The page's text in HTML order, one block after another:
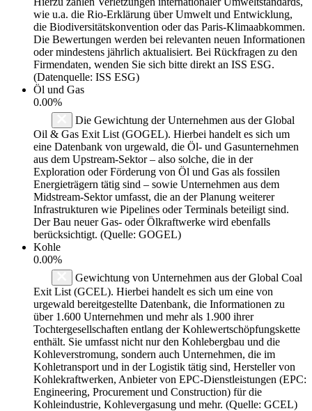
wie u.a. die Rio-Erklärung über Umwelt und Entwicklung,
die Biodiversitätskonvention oder das Paris-Klimaabkommen.
Die Bewertungen werden bei relevanten neuen Informationen
oder mindestens jährlich aktualisiert. Bei Rückfragen zu den
Firmendaten, wenden Sie sich bitte direkt an ISS ESG.
(Datenquelle: ISS ESG)
Öl und Gas
0.00%
Die Gewichtung der Unternehmen aus der Global
Oil & Gas Exit List (GOGEL). Hierbei handelt es sich um
eine Datenbank von urgewald, die Öl- und Gasunternehmen
aus dem Upstream-Sektor – also solche, die in der
Exploration oder Förderung von Öl und Gas als fossilen
Energieträgern tätig sind – sowie Unternehmen aus dem
Midstream-Sektor umfasst, die an der Planung weiterer
Infrastrukturen wie Pipelines oder Terminals beteiligt sind.
Der Bau neuer Gas- oder Ölkraftwerke wird ebenfalls
berücksichtigt. (Quelle: GOGEL)
Kohle
0.00%
Gewichtung von Unternehmen aus der Global Coal
Exit List (GCEL). Hierbei handelt es sich um eine von
urgewald bereitgestellte Datenbank, die Informationen zu
über 1.600 Unternehmen und mehr als 1.900 ihrer
Tochtergesellschaften entlang der Kohlewertschöpfungskette
enthält. Sie umfasst nicht nur den Kohlebergbau und die
Kohleverstromung, sondern auch Unternehmen, die im
Kohletransport und in der Logistik tätig sind, Hersteller von
Kohlekraftwerken, Anbieter von EPC-Dienstleistungen (EPC:
Engineering, Procurement und Construction) für die
Kohleindustrie, Kohlevergasung und mehr. (Quelle: GCEL)